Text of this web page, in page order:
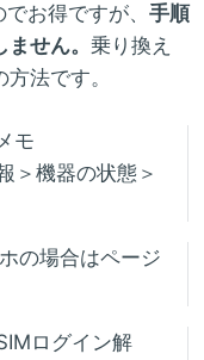
お得ですが、 手順
せん。 乗り換え
法です。
モ
＞機器の状態＞
の場合はページ
ログイン解